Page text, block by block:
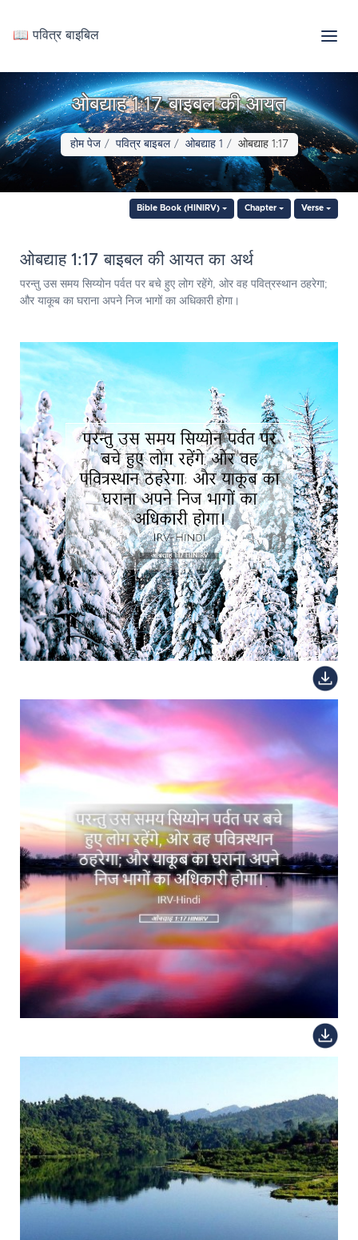
📖 पवित्र बाइबिल
ओबद्याह 1:17 बाइबल की आयत
होम पेज पवित्र बाइबल ओबद्याह 1 ओबद्याह 1:17
Bible Book (HINIRV) Chapter Verse
ओबद्याह 1:17 बाइबल की आयत का अर्थ
परन्तु उस समय सिय्योन पर्वत पर बचे हुए लोग रहेंगे, ओर वह पवित्रस्‍थान ठहरेगा;
और याकूब का घराना अपने निज भागों का अधिकारी होगा।